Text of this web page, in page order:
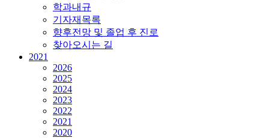
학과내규
기자재목록
향후전망 및 졸업 후 진로
찾아오시는 길
2021
2026
2025
2024
2023
2022
2021
2020